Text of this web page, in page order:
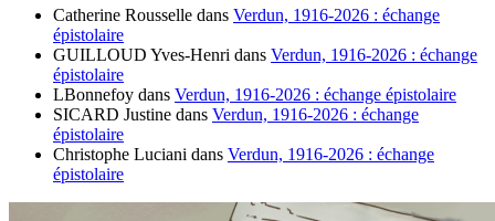
Catherine Rousselle dans Verdun, 1916-2026 : échange
épistolaire
GUILLOUD Yves-Henri dans Verdun, 1916-2026 : échange
épistolaire
LBonnefoy dans Verdun, 1916-2026 : échange épistolaire
SICARD Justine dans Verdun, 1916-2026 : échange
épistolaire
Christophe Luciani dans Verdun, 1916-2026 : échange
épistolaire